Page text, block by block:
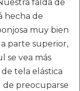
falda de
hecha de
muy bien
parte superior,
se vea más
tela elástica
de preocuparse